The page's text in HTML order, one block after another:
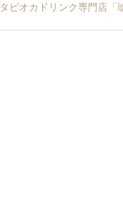
タピオカドリンク専門店「